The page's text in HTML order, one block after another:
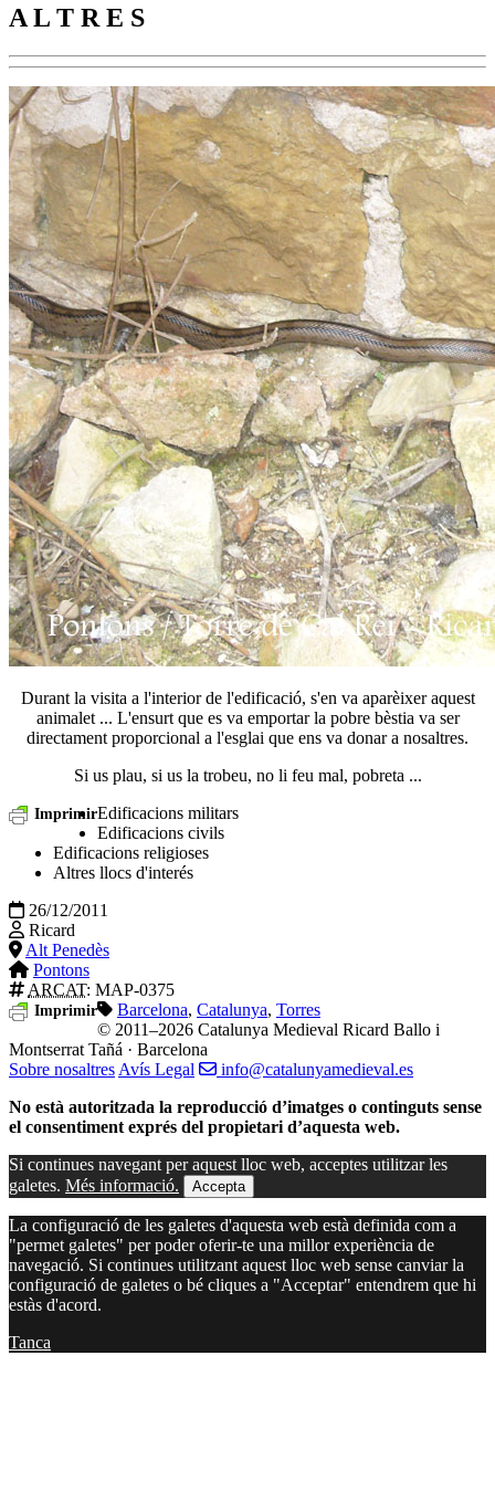
A L T R E S
Durant la visita a l'interior de l'edificació, s'en va aparèixer aquest
animalet ... L'ensurt que es va emportar la pobre bèstia va ser
directament proporcional a l'esglai que ens va donar a nosaltres.
Si us plau, si us la trobeu, no li feu mal, pobreta ...
ImprimirEdificacions militars
Edificacions civils
Edificacions religioses
Altres llocs d'interés
26/12/2011
Ricard
Alt Penedès
Pontons
ARCAT: MAP-0375
Imprimir Barcelona, Catalunya, Torres
© 2011–2026 Catalunya Medieval Ricard Ballo i
Montserrat Tañá · Barcelona
Sobre nosaltres Avís Legal
info@catalunyamedieval.es
No està autoritzada la reproducció d’imatges o continguts sense
el consentiment exprés del propietari d’aquesta web.
Si continues navegant per aquest lloc web, acceptes utilitzar les
galetes. Més informació. Accepta
La configuració de les galetes d'aquesta web està definida com a
"permet galetes" per poder oferir-te una millor experiència de
navegació. Si continues utilitzant aquest lloc web sense canviar la
configuració de galetes o bé cliques a "Acceptar" entendrem que hi
estàs d'acord.
Tanca